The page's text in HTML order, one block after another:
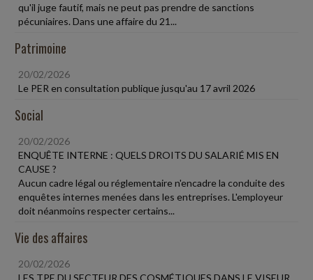
qu'il juge fautif, mais ne peut pas prendre de sanctions
pécuniaires. Dans une affaire du 21...
Patrimoine
20/02/2026
Le PER en consultation publique jusqu'au 17 avril 2026
Social
20/02/2026
ENQUÊTE INTERNE : QUELS DROITS DU SALARIÉ MIS EN
CAUSE ?
Aucun cadre légal ou réglementaire n'encadre la conduite des
enquêtes internes menées dans les entreprises. L'employeur
doit néanmoins respecter certains...
Vie des affaires
20/02/2026
LES TPE DU SECTEUR DES COSMÉTIQUES DANS LE VISEUR